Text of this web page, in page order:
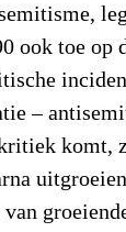
ook toe op
–
komt,